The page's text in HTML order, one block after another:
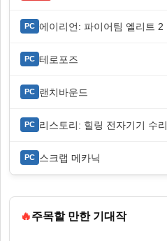
PC 에이리언: 파이어팀 엘리트 2
PC 테로포즈
PC 랜치바운드
PC 리스토리: 힐링 전자기기 수리
PC 스크랩 메카닉
🔥주목할 만한 기대작